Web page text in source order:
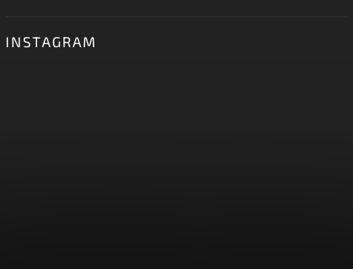
INSTAGRAM